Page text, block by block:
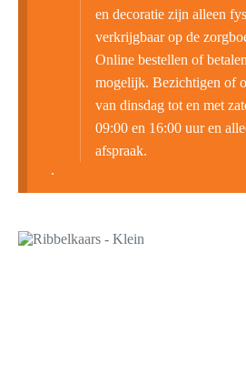
en decoratie zijn alleen
verkrijgbaar op de
Online bestellen of
mogelijk. Bezichtigen of
van dinsdag tot en met
09:00 en 16:00 uur en
afspraak.
.